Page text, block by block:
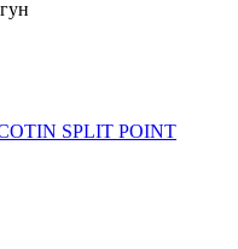
SPLIT POINT